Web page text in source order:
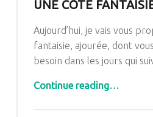
UNE CÔTE
Aujourd’hui, je vais vous
fantaisie, ajourée, dontvous
besoin dans les jours qui
Continue reading“Le point du mardi : tricoter une côte fantaisie ajourée”
…